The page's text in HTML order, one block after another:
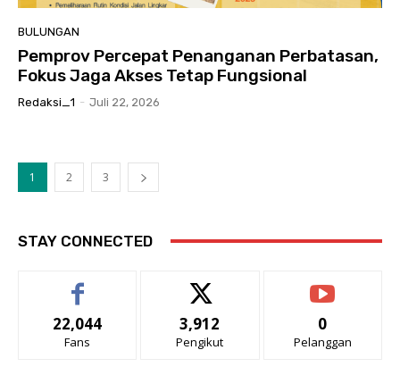
BULUNGAN
Pemprov Percepat Penanganan Perbatasan,
Fokus Jaga Akses Tetap Fungsional
Redaksi_1 - Juli 22, 2026
1 2 3
STAY CONNECTED
22,044
Fans
3,912
Pengikut
0
Pelanggan